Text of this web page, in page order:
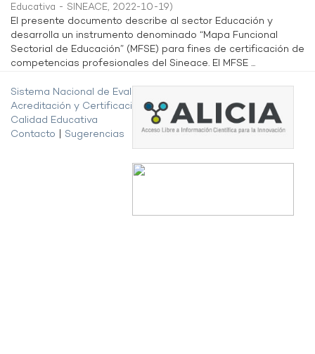
Educativa - SINEACE, 2022-10-19)
El presente documento describe al sector Educación y
desarrolla un instrumento denominado “Mapa Funcional
Sectorial de Educación” (MFSE) para fines de certificación de
competencias profesionales del Sineace. El MFSE ...
Sistema Nacional de Evaluación,
Acreditación y Certificación de la
Calidad Educativa
Contacto
Sugerencias